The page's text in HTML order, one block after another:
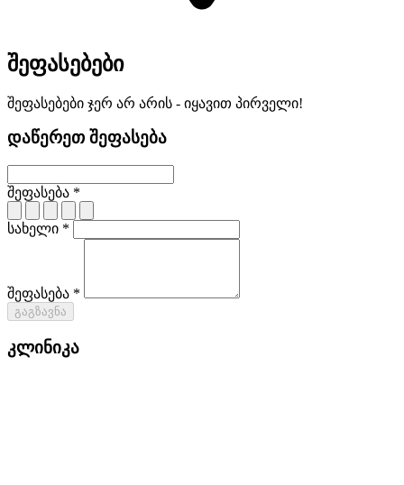
შეფასებები
შეფასებები ჯერ არ არის - იყავით პირველი!
დაწერეთ შეფასება
შეფასება *
სახელი *
შეფასება *
გაგზავნა
კლინიკა